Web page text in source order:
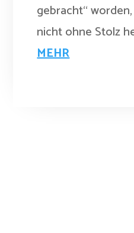
gebracht“
nicht ohne Stolz
MEHR